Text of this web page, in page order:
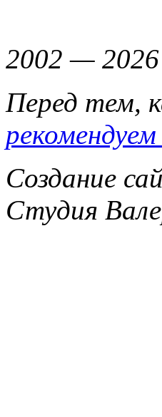
2002 —
Перед тем,
Создание
Студия